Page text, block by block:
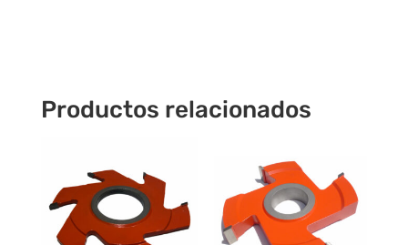
Productos relacionados